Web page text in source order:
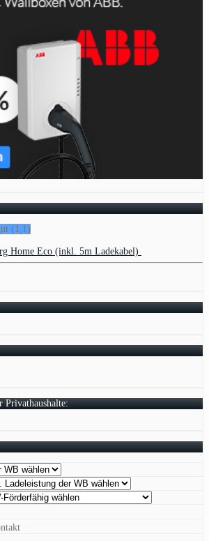
(1,1)
Home Eco (inkl. 5m Ladekabel)
Privathaushalte: